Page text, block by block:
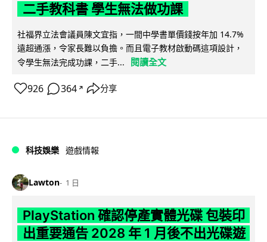
二手教科書 學生無法做功課
社福界立法會議員陳文宜指，一間中學書單價錢按年加 14.7%
遠超通漲，令家長難以負擔。而且電子教材啟動碼這項設計，
令學生無法完成功課，二手...
閱讀全文
926 364 ↗ 分享
科技娛樂 遊戲情報
Lawton 1 日
PlayStation 確認停產實體光碟 包裝印
出重要通告 2028 年 1 月後不出光碟遊